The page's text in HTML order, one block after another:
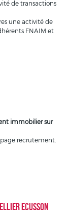
de transactions
une activité de
FNAIM et
immobilier sur
page recrutement.
Ecusson